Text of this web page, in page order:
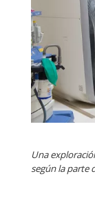
Una
según la parte